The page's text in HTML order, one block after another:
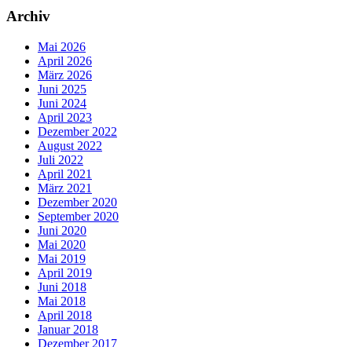
Archiv
Mai 2026
April 2026
März 2026
Juni 2025
Juni 2024
April 2023
Dezember 2022
August 2022
Juli 2022
April 2021
März 2021
Dezember 2020
September 2020
Juni 2020
Mai 2020
Mai 2019
April 2019
Juni 2018
Mai 2018
April 2018
Januar 2018
Dezember 2017